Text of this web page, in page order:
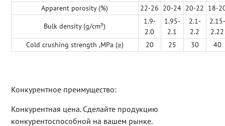
Apparent porosity (%)
22-26 20-24 20-22 18-
Bulk density (g/cm³)
1.9-
2.0
1.95-
2.1
2.1-
2.2
2.15-
2.22
Cold crushing strength ,MPa (≥)
20 25 30 40
Конкурентное преимущество:
Конкурентная цена. Сделайте продукцию
конкурентоспособной на вашем рынке.